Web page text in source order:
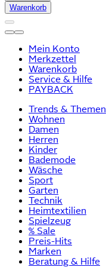
Warenkorb
Mein Konto
Merkzettel
Warenkorb
Service & Hilfe
PAYBACK
Trends & Themen
Wohnen
Damen
Herren
Kinder
Bademode
Wäsche
Sport
Garten
Technik
Heimtextilien
Spielzeug
% Sale
Preis-Hits
Marken
Beratung & Hilfe